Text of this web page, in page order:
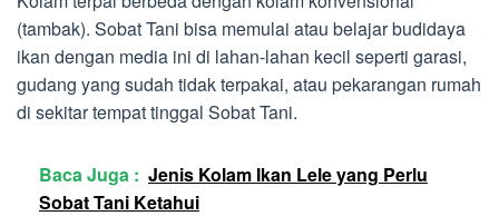
(tambak). Sobat Tani bisa memulai atau belajar budidaya
ikan dengan media ini di lahan-lahan kecil seperti garasi,
gudang yang sudah tidak terpakai, atau pekarangan rumah
di sekitar tempat tinggal Sobat Tani.
Baca Juga : Jenis Kolam Ikan Lele yang Perlu
Sobat Tani Ketahui